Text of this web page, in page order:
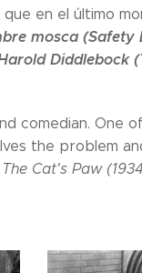
en el último
mosca (Safety
Diddlebock
comedian. One
the problem
Cat's Paw